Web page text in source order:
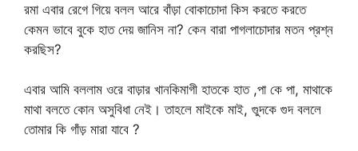
রমা এবার রেগে গিয়ে বলল আরে বাঁড়া বোকাচোদা কিস করতে করতে
কেমন ভাবে বুকে হাত দেয় জানিস না? কেন বারা পাগলাচোদার মতন প্রশ্ন
করছিস?
এবার আমি বললাম ওরে বাড়ার খানকিমাগী হাতকে হাত ,পা কে পা, মাথাকে
মাথা বলতে কোন অসুবিধা নেই। তাহলে মাইকে মাই, গুুদকে গুদ বললে
তোমার কি গাঁড় মারা যাবে ?